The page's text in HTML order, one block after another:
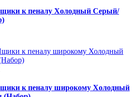
к пеналу Холодный Серый/
к пеналу широкому Холодный